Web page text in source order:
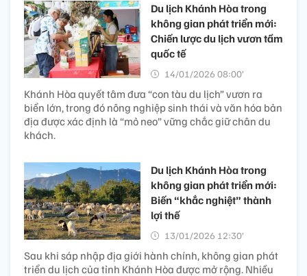
Du lịch Khánh Hòa trong
không gian phát triển mới:
Chiến lược du lịch vươn tầm
quốc tế
14/01/2026 08:00’
Khánh Hòa quyết tâm đưa “con tàu du lịch” vươn ra
biển lớn, trong đó nông nghiệp sinh thái và văn hóa bản
địa được xác định là “mỏ neo” vững chắc giữ chân du
khách.
Du lịch Khánh Hòa trong
không gian phát triển mới:
Biến “khắc nghiệt” thành
lợi thế
13/01/2026 12:30’
Sau khi sáp nhập địa giới hành chính, không gian phát
triển du lịch của tỉnh Khánh Hòa được mở rộng. Nhiều